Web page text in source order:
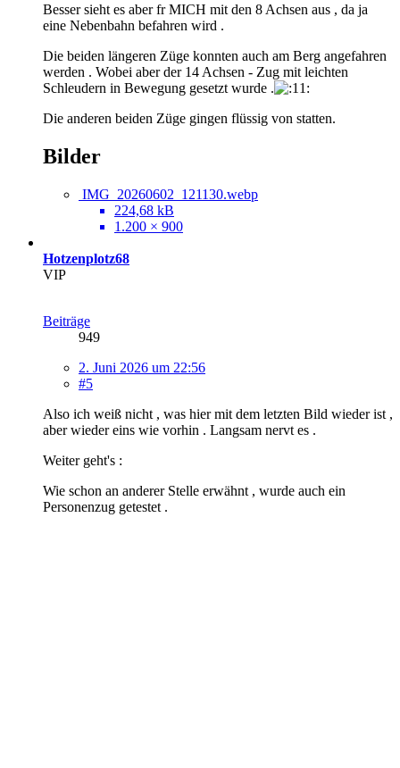
Besser sieht es aber fr MICH mit den 8 Achsen aus , da ja
eine Nebenbahn befahren wird .
Die beiden längeren Züge konnten auch am Berg angefahren
werden . Wobei aber der 14 Achsen - Zug mit leichten
Schleudern in Bewegung gesetzt wurde .
Die anderen beiden Züge gingen flüssig von statten.
Bilder
IMG_20260602_121130.webp
224,68 kB
1.200 × 900
Hotzenplotz68
VIP
Beiträge
949
2. Juni 2026 um 22:56
#5
Also ich weiß nicht , was hier mit dem letzten Bild wieder ist ,
aber wieder eins wie vorhin . Langsam nervt es .
Weiter geht's :
Wie schon an anderer Stelle erwähnt , wurde auch ein
Personenzug getestet .